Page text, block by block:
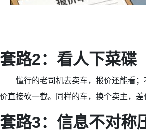
套路2：看人下菜碟
懂行的老司机去卖车，报价还能看；
价直接砍一截。同样的车，换个卖主，差
套路3：信息不对称